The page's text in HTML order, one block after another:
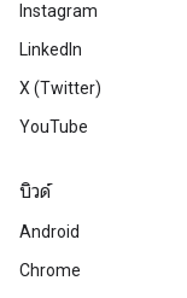
Instagram
LinkedIn
X (Twitter)
YouTube
บิวด์
Android
Chrome